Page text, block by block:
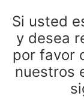
Si usted
y desea
por favor
nuestros